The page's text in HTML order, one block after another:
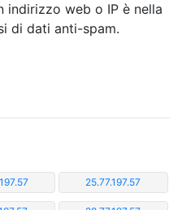
indirizzo web o IP è nella
di dati anti-spam.
25.77.197.57